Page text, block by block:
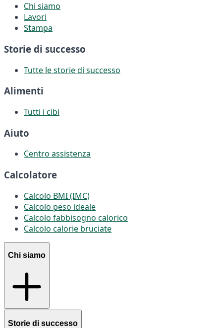
Chi siamo
Lavori
Stampa
Storie di successo
Tutte le storie di successo
Alimenti
Tutti i cibi
Aiuto
Centro assistenza
Calcolatore
Calcolo BMI (IMC)
Calcolo peso ideale
Calcolo fabbisogno calorico
Calcolo calorie bruciate
Chi siamo
Storie di successo